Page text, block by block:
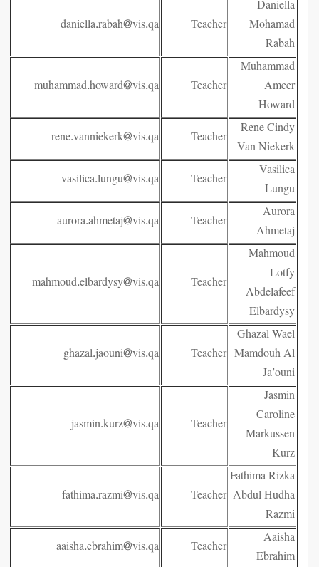
Daniella
Mohamad
Rabah
Teacher
daniella.rabah@vis.qa
Muhammad
Ameer
Howard
Teacher
muhammad.howard@vis.qa
Rene Cindy
Van Niekerk
Teacher
rene.vanniekerk@vis.qa
Vasilica
Lungu
Teacher
vasilica.lungu@vis.qa
Aurora
Ahmetaj
Teacher
aurora.ahmetaj@vis.qa
Mahmoud
Lotfy
Abdelafeef
Elbardysy
Teacher
mahmoud.elbardysy@vis.qa
Ghazal Wael
Mamdouh Al
Ja’ouni
Teacher
ghazal.jaouni@vis.qa
Jasmin
Caroline
Markussen
Kurz
Teacher
jasmin.kurz@vis.qa
Fathima Rizka
Abdul Hudha
Razmi
Teacher
fathima.razmi@vis.qa
Aaisha
Ebrahim
Teacher
aaisha.ebrahim@vis.qa